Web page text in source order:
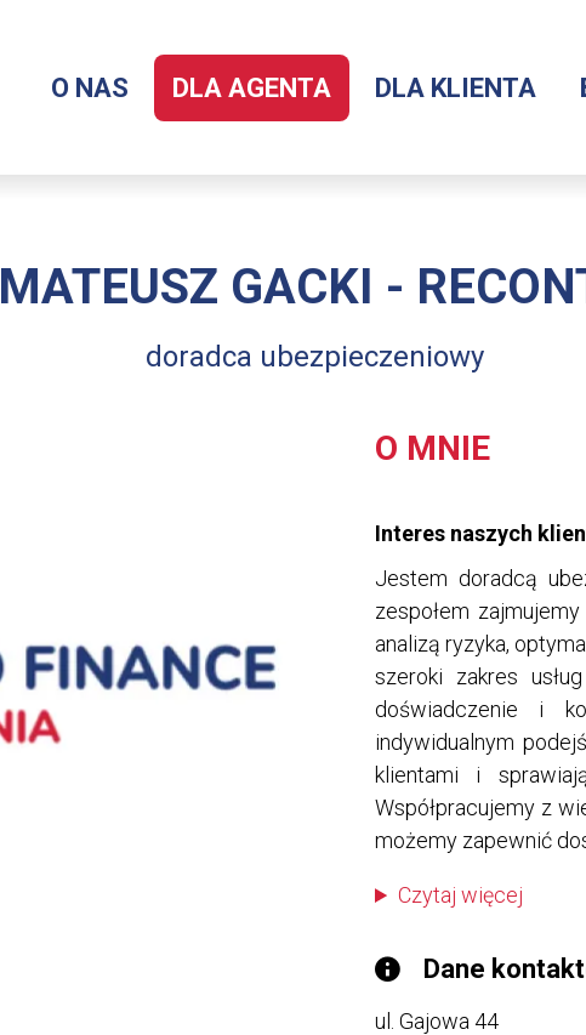
Menu
O NAS DLA AGENTA DLA KLIENTA
MATEUSZ GACKI -
doradca ubezpieczeniowy
O MNIE
Interes naszych
Jestem doradcą
zespołem
analizą ryzyka,
szeroki zakres
doświadczenie i
indywidualnym
klientami i
Współpracujemy z
możemy zapewnić
Czytaj więcej
Dane
ul. Gajowa 44